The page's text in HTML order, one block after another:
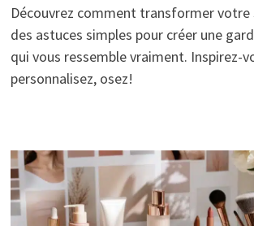
Découvrez comment transformer votre
des astuces simples pour créer une
qui vous ressemble vraiment. Inspirez-
personnalisez, osez!